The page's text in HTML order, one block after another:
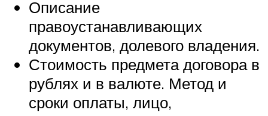
Описание
правоустанавливающих
документов, долевого владения.
Стоимость предмета договора в
рублях и в валюте. Метод и
сроки оплаты, лицо,